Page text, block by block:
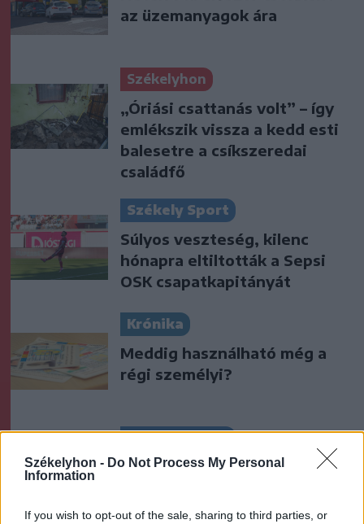
Székelyhon - Do Not Process My Personal
Information
If you wish to opt-out of the sale, sharing to third parties, or
az üzemanyagok ára
Székelyhon
„Óriási csattanás volt” – így
emlékszik vissza a kedd esti
balesetre a csíkszeredai
családfő
Székely Sport
Súlyos veszteség, kilenc
hónapra eltiltották a Sepsi
OSK csapatkapitányát
Krónika
Meddig használható még a
régi személyi?
Székely Sport
Stabil védekezés és
készült a Farul ellen az FK